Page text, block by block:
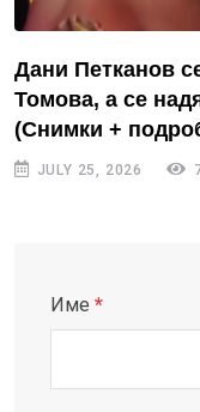
Дани Петканов
Томова, а се
(Снимки +
JULY 25, 2026
Име *